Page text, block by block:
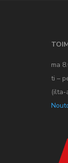
ma
ti –
(ilta-